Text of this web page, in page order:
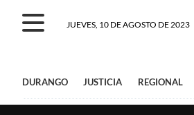
JUEVES, 10 DE AGOSTO DE 2023
DURANGO JUSTICIA REGIONAL